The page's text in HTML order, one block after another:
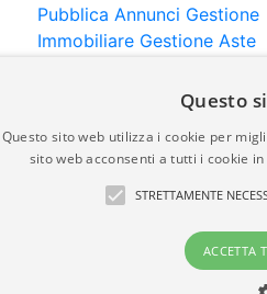
Pubblica Annunci Gestione
Immobiliare Gestione Aste
Importazione
immobiliare-italia.it vengono
veridicità, della
Questo
Questo sito web utilizza i cookie per
sito web acconsenti a tutti i cookie
STRETTAMENTE
ACCETTA